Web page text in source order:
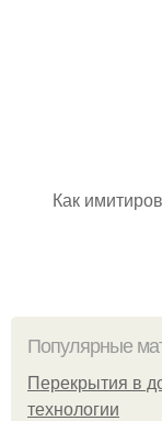
Как
Популярные
Перекрытия в
технологии